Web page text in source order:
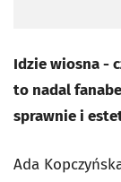
Idzie wiosna -
to nadal
sprawnie i
Ada